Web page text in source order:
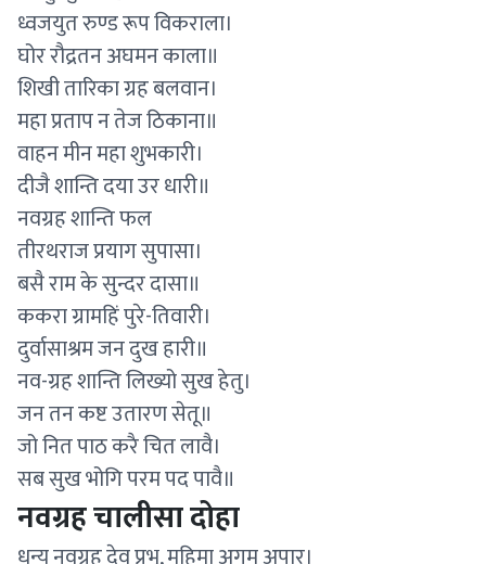
ध्वजयुत रुण्ड रूप विकराला।
घोर रौद्रतन अघमन काला॥
शिखी तारिका ग्रह बलवान।
महा प्रताप न तेज ठिकाना॥
वाहन मीन महा शुभकारी।
दीजै शान्ति दया उर धारी॥
नवग्रह शान्ति फल
तीरथराज प्रयाग सुपासा।
बसै राम के सुन्दर दासा॥
ककरा ग्रामहिं पुरे-तिवारी।
दुर्वासाश्रम जन दुख हारी॥
नव-ग्रह शान्ति लिख्यो सुख हेतु।
जन तन कष्ट उतारण सेतू॥
जो नित पाठ करै चित लावै।
सब सुख भोगि परम पद पावै॥
नवग्रह चालीसा दोहा